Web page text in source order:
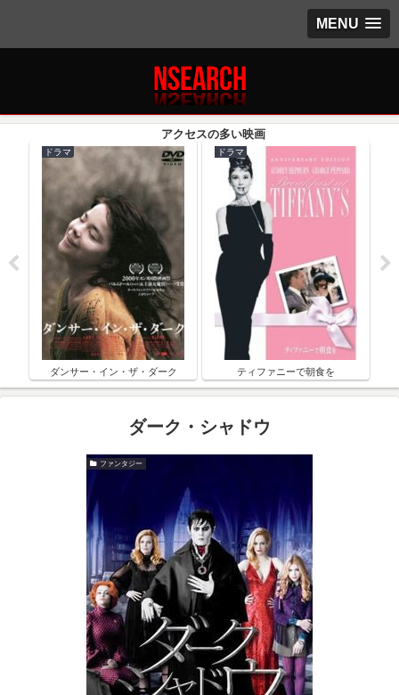
MENU
ドラマ
ダンサー・イン・ザ・ダーク
ドラマ
ティファニーで朝食を
ダーク・シャドウ
ファンタジー